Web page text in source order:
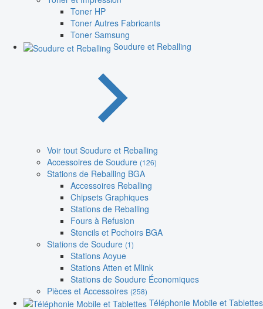
Toner HP
Toner Autres Fabricants
Toner Samsung
Soudure et Reballing
Voir tout Soudure et Reballing
Accessoires de Soudure (126)
Stations de Reballing BGA
Accessoires Reballing
Chipsets Graphiques
Stations de Reballing
Fours à Refusion
Stencils et Pochoirs BGA
Stations de Soudure (1)
Stations Aoyue
Stations Atten et Mlink
Stations de Soudure Économiques
Pièces et Accessoires (258)
Téléphonie Mobile et Tablettes